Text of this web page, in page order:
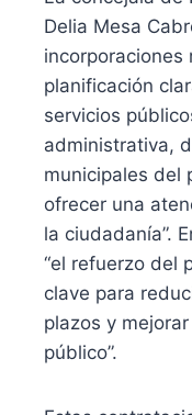
Delia Mesa
incorporaciones
planificación
servicios
administrativa,
municipales del
ofrecer una
la ciudadanía”.
“el refuerzo del
clave para
plazos y
público”.